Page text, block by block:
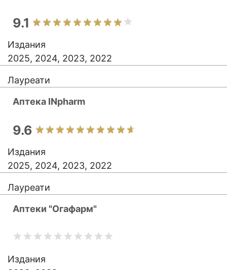
9.1
Издания
2025, 2024, 2023, 2022
Лауреати
Аптека INpharm
9.6
Издания
2025, 2024, 2023, 2022
Лауреати
Аптеки "Огафарм"
Издания